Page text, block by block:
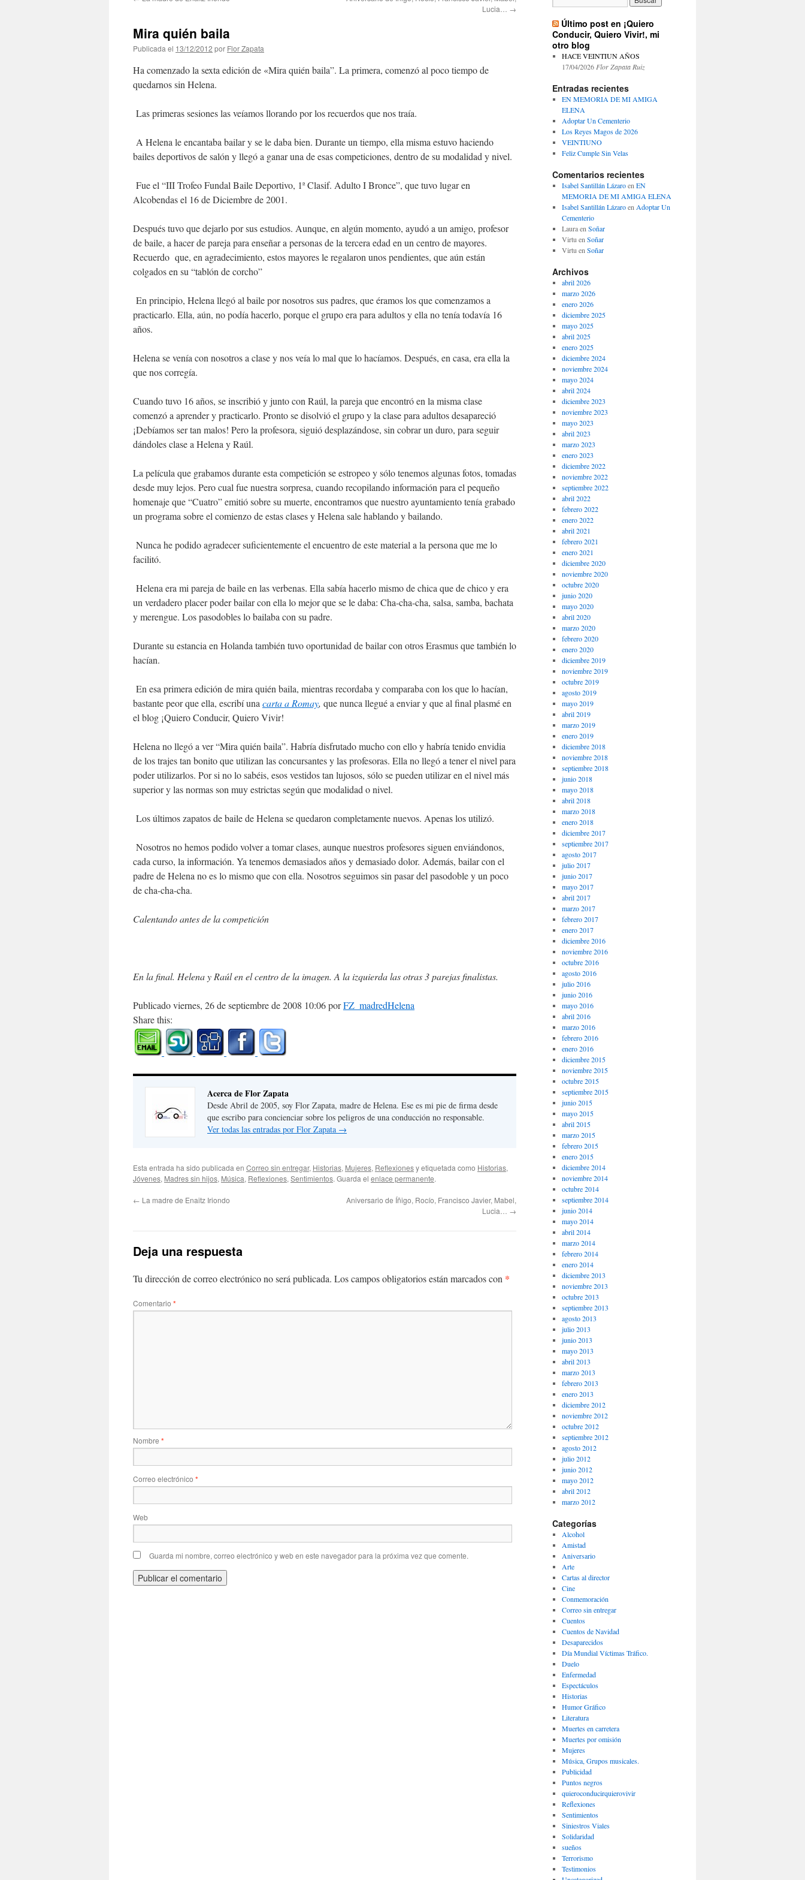
contenido
Lucia… →
Mira quién baila
Publicada el 13/12/2012 por Flor Zapata
Ha comenzado la sexta edición de «Mira quién baila”. La primera, comenzó al poco tiempo de
quedarnos sin Helena.
Las primeras sesiones las veíamos llorando por los recuerdos que nos traía.
A Helena le encantaba bailar y se le daba bien. Durante un tiempo, ella misma estuvo haciendo
bailes deportivos de salón y llegó a ganar una de esas competiciones, dentro de su modalidad y nivel.
Fue el “III Trofeo Fundal Baile Deportivo, 1ª Clasif. Adulto I Bronce”, que tuvo lugar en
Alcobendas el 16 de Diciembre de 2001.
Después tuvo que dejarlo por sus estudios. Aunque, en algún momento, ayudó a un amigo, profesor
de baile, a hacer de pareja para enseñar a personas de la tercera edad en un centro de mayores.
Recuerdo que, en agradecimiento, estos mayores le regalaron unos pendientes, que aún están
colgados en su “tablón de corcho”
En principio, Helena llegó al baile por nosotros sus padres, que éramos los que comenzamos a
practicarlo. Ella, aún, no podía hacerlo, porque el grupo era para adultos y ella no tenía todavía 16
años.
Helena se venía con nosotros a clase y nos veía lo mal que lo hacíamos. Después, en casa, era ella la
que nos corregía.
Cuando tuvo 16 años, se inscribió y junto con Raúl, la pareja que encontró en la misma clase
comenzó a aprender y practicarlo. Pronto se disolvió el grupo y la clase para adultos desapareció
¡Debíamos ser tan malos! Pero la profesora, siguió desplazándose, sin cobrar un duro, para seguir
dándoles clase a Helena y Raúl.
La película que grabamos durante esta competición se estropeo y sólo tenemos algunas fotos, tomadas
desde muy lejos. Pero cual fue nuestra sorpresa, cuando recopilando información para el pequeño
homenaje que “Cuatro” emitió sobre su muerte, encontramos que nuestro ayuntamiento tenía grabado
un programa sobre el comienzo de estas clases y Helena sale hablando y bailando.
Nunca he podido agradecer suficientemente el encuentro de este material a la persona que me lo
facilitó.
Helena era mi pareja de baile en las verbenas. Ella sabía hacerlo mismo de chica que de chico y era
un verdadero placer poder bailar con ella lo mejor que se le daba: Cha-cha-cha, salsa, samba, bachata
y merengue. Los pasodobles lo bailaba con su padre.
Durante su estancia en Holanda también tuvo oportunidad de bailar con otros Erasmus que también lo
hacían.
En esa primera edición de mira quién baila, mientras recordaba y comparaba con los que lo hacían,
bastante peor que ella, escribí una carta a Romay, que nunca llegué a enviar y que al final plasmé en
el blog ¡Quiero Conducir, Quiero Vivir!
Helena no llegó a ver “Mira quién baila”. Habría disfrutado mucho con ello y habría tenido envidia
de los trajes tan bonito que utilizan las concursantes y las profesoras. Ella no llegó a tener el nivel para
poder utilizarlos. Por si no lo sabéis, esos vestidos tan lujosos, sólo se pueden utilizar en el nivel más
superior y las normas son muy estrictas según que modalidad o nivel.
Los últimos zapatos de baile de Helena se quedaron completamente nuevos. Apenas los utilizó.
Nosotros no hemos podido volver a tomar clases, aunque nuestros profesores siguen enviándonos,
cada curso, la información. Ya tenemos demasiados años y demasiado dolor. Además, bailar con el
padre de Helena no es lo mismo que con ella. Nosotros seguimos sin pasar del pasodoble y un poco
de cha-cha-cha.
Calentando antes de la competición
En la final. Helena y Raúl en el centro de la imagen. A la izquierda las otras 3 parejas finalistas.
Publicado viernes, 26 de septiembre de 2008 10:06 porFZ_madredHelena
Share this:
Acerca de Flor Zapata
Desde Abril de 2005, soy Flor Zapata, madre de Helena. Ese es mi pie de firma desde
que escribo para concienciar sobre los peligros de una conducción no responsable.
Ver todas las entradas por Flor Zapata →
Esta entrada ha sido publicada en Correo sin entregar, Historias, Mujeres, Reflexionesy etiquetada como Historias,
Jóvenes, Madres sin hijos, Música, Reflexiones, Sentimientos. Guarda el enlace permanente.
← La madre de Enaitz Iriondo
Aniversario de Íñigo, Rocío, Francisco Javier, Mabel,
Lucia… →
Deja una respuesta
Tu dirección de correo electrónico no será publicada. Los campos obligatorios están marcados con *
Comentario *
Nombre *
Correo electrónico *
Web
Guarda mi nombre, correo electrónico y web en este navegador para la próxima vez que comente.
Último post en ¡Quiero
Conducir, Quiero Vivir!, mi
otro blog
HACE VEINTIUN AÑOS
17/04/2026 Flor Zapata Ruiz
Entradas recientes
EN MEMORIA DE MI AMIGA
ELENA
Adoptar Un Cementerio
Los Reyes Magos de 2026
VEINTIUNO
Feliz Cumple Sin Velas
Comentarios recientes
Isabel Santillán Lázaroen EN
MEMORIA DE MI AMIGA ELENA
Isabel Santillán Lázaroen Adoptar Un
Cementerio
Lauraen Soñar
Virtu en Soñar
Virtu en Soñar
Archivos
abril 2026
marzo 2026
enero 2026
diciembre 2025
mayo 2025
abril 2025
enero 2025
diciembre 2024
noviembre 2024
mayo 2024
abril 2024
diciembre 2023
noviembre 2023
mayo 2023
abril 2023
marzo 2023
enero 2023
diciembre 2022
noviembre 2022
septiembre 2022
abril 2022
febrero 2022
enero 2022
abril 2021
febrero 2021
enero 2021
diciembre 2020
noviembre 2020
octubre 2020
junio 2020
mayo 2020
abril 2020
marzo 2020
febrero 2020
enero 2020
diciembre 2019
noviembre 2019
octubre 2019
agosto 2019
mayo 2019
abril 2019
marzo 2019
enero 2019
diciembre 2018
noviembre 2018
septiembre 2018
junio 2018
mayo 2018
abril 2018
marzo 2018
enero 2018
diciembre 2017
septiembre 2017
agosto 2017
julio 2017
junio 2017
mayo 2017
abril 2017
marzo 2017
febrero 2017
enero 2017
diciembre 2016
noviembre 2016
octubre 2016
agosto 2016
julio 2016
junio 2016
mayo 2016
abril 2016
marzo 2016
febrero 2016
enero 2016
diciembre 2015
noviembre 2015
octubre 2015
septiembre 2015
junio 2015
mayo 2015
abril 2015
marzo 2015
febrero 2015
enero 2015
diciembre 2014
noviembre 2014
octubre 2014
septiembre 2014
junio 2014
mayo 2014
abril 2014
marzo 2014
febrero 2014
enero 2014
diciembre 2013
noviembre 2013
octubre 2013
septiembre 2013
agosto 2013
julio 2013
junio 2013
mayo 2013
abril 2013
marzo 2013
febrero 2013
enero 2013
diciembre 2012
noviembre 2012
octubre 2012
septiembre 2012
agosto 2012
julio 2012
junio 2012
mayo 2012
abril 2012
marzo 2012
Categorías
Alcohol
Amistad
Aniversario
Arte
Cartas al director
Cine
Conmemoración
Correo sin entregar
Cuentos
Cuentos de Navidad
Desaparecidos
Día Mundial Víctimas Tráfico.
Duelo
Enfermedad
Espectáculos
Historias
Humor Gráfico
Literatura
Muertes en carretera
Muertes por omisión
Mujeres
Música, Grupos musicales.
Publicidad
Puntos negros
quieroconducirquierovivir
Reflexiones
Sentimientos
Siniestros Viales
Solidaridad
sueños
Terrorismo
Testimonios